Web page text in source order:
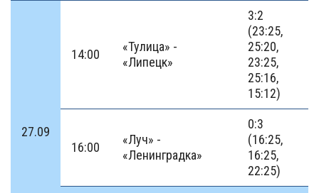
27.09
14:00
«Тулица» -
«Липецк»
3:2
(23:25,
25:20,
23:25,
25:16,
15:12)
16:00
«Луч» -
«Ленинградка»
0:3
(16:25,
16:25,
22:25)